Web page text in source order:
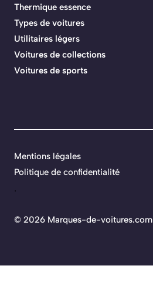
Thermique essence
Types de voitures
Utilitaires légers
Voitures de collections
Voitures de sports
© 2026 Marques-de-voitures.com
.
Mentions légales
Politique de confidentialité